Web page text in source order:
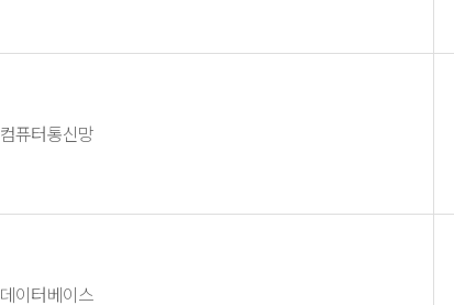
컴퓨터통신망
데이터베이스